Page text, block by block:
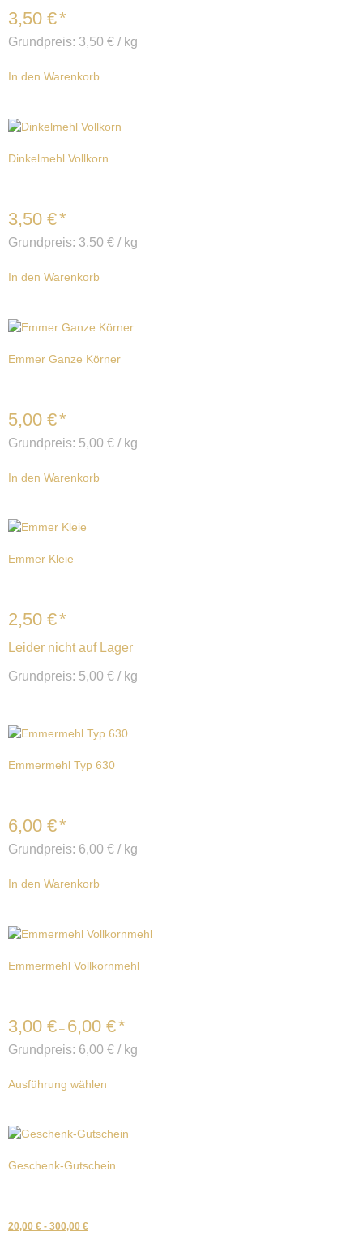
3,50 €*
Grundpreis: 3,50 € / kg
In den Warenkorb
Dinkelmehl Vollkorn
3,50 €*
Grundpreis: 3,50 € / kg
In den Warenkorb
Emmer Ganze Körner
5,00 €*
Grundpreis: 5,00 € / kg
In den Warenkorb
Emmer Kleie
2,50 €*
Leider nicht auf Lager
Grundpreis: 5,00 € / kg
Emmermehl Typ 630
6,00 €*
Grundpreis: 6,00 € / kg
In den Warenkorb
Emmermehl Vollkornmehl
3,00 € – 6,00 €*
Grundpreis: 6,00 € / kg
Ausführung wählen
Geschenk-Gutschein
20,00 € - 300,00 €